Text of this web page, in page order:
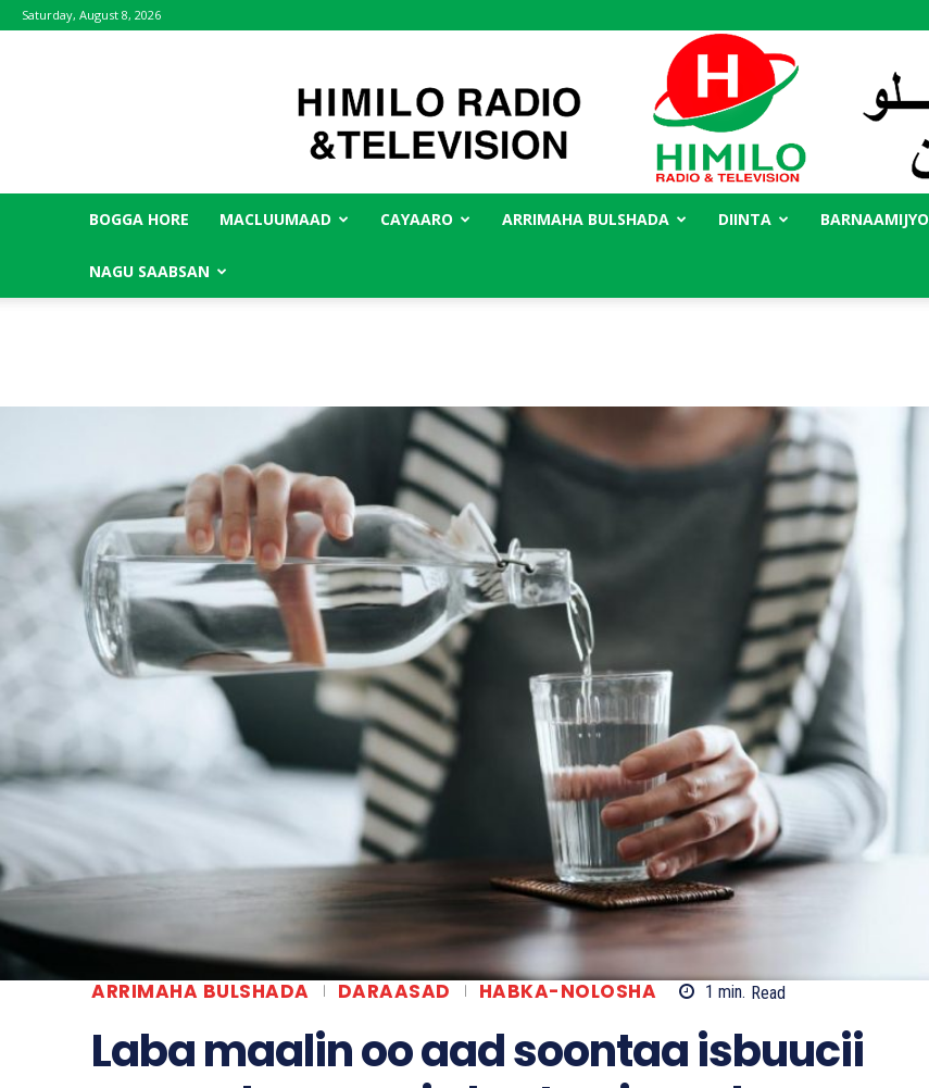
Saturday, August 8, 2026
Himilo
BOGGA HORE MACLUUMAAD CAYAARO ARRIMAHA BULSHADA DIINTA BARNAAMIJYO
NAGU SAABSAN
ARRIMAHA BULSHADA DARAASAD HABKA-NOLOSHA 1 min. Read
Laba maalin oo aad soontaa isbuucii